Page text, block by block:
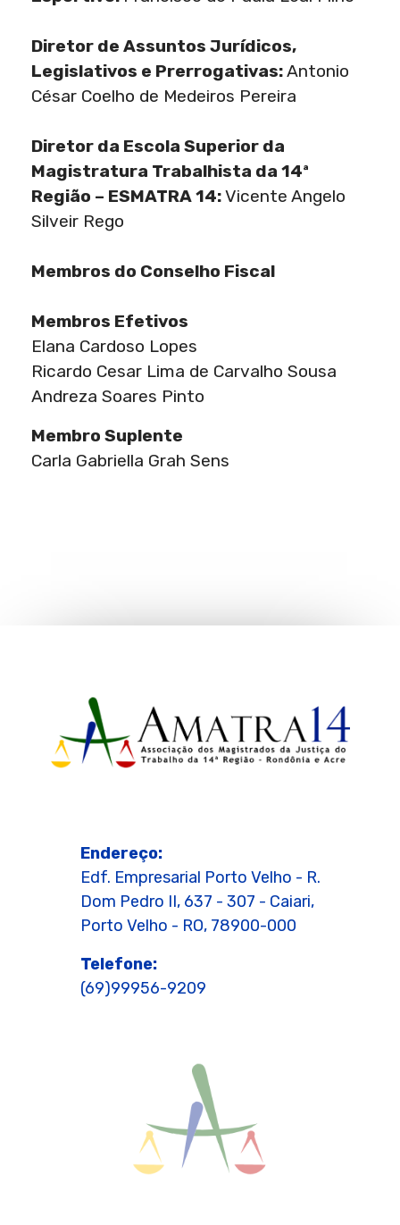
Diretor de Assuntos Jurídicos,
Legislativos e Prerrogativas:Antonio
César Coelho de Medeiros Pereira
Diretor da Escola Superior da
Magistratura Trabalhista da 14ª
Região – ESMATRA 14:Vicente Angelo
Silveir Rego
Membros do Conselho Fiscal
Membros Efetivos
Elana Cardoso Lopes
Ricardo Cesar Lima de Carvalho Sousa
Andreza Soares Pinto
Membro Suplente
Carla Gabriella Grah Sens
Endereço:
Edf. Empresarial Porto Velho - R.
Dom Pedro II, 637 - 307 - Caiari,
Porto Velho - RO, 78900-000
Telefone:
(69)99956-9209